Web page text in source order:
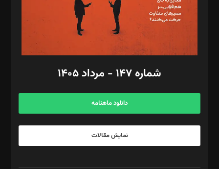
فیلمبرداری و عکاسی: امیر شفیعی، مانی لطفی زاده
گرافیک و صفحه‌آرایی: سید‌سبحان‌علی ثابت
مد‌یر توسعه تجاری: کامبیز برید‌
امور مالی: شاپور رهبری، محمد‌ کاظمی‌نیا
آگهی و مشترکین: ۰۹۱۹۹۹۹۰۴۵۴
شماره ۱۴۷ - مرداد ۱۴۰۵
دانلود ماهنامه
نمایش مقالات